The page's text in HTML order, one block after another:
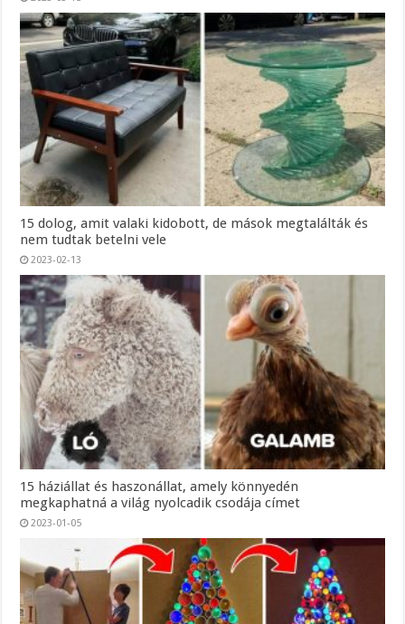
15 dolog, amit valaki kidobott, de mások megtalálták és
nem tudtak betelni vele
2023-02-13
15 háziállat és haszonállat, amely könnyedén
megkaphatná a világ nyolcadik csodája címet
2023-01-05